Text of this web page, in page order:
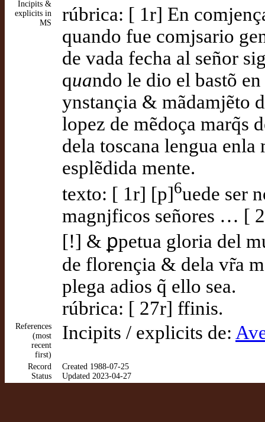
Incipits &
explicits in
MS
rúbrica: [ 1r] En
quando fue comjsario
de vada fecha al señor
quando le dio el bastõ
ynstançia & mãdamjẽto
lopez de mẽdoça marq̃s
dela toscana lengua enla
esplẽdida mente.
texto: [ 1r] [p]6uede ser
magnjficos señores … [
[!] & ꝑpetua gloria del
de florençia & dela vr̃a
plega adios q̃ ello sea.
rúbrica: [ 27r] ffinis.
References
(most
recent
first)
Incipits / explicits de:
Record
Status
Created 1988-07-25
Updated 2023-04-27